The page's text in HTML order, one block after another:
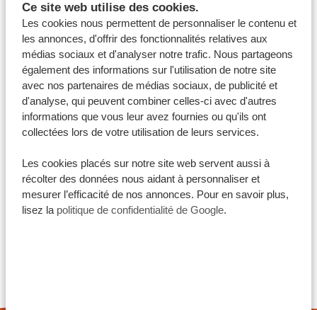
Ce site web utilise des cookies.
Les cookies nous permettent de personnaliser le contenu et
les annonces, d'offrir des fonctionnalités relatives aux
médias sociaux et d'analyser notre trafic. Nous partageons
également des informations sur l'utilisation de notre site
avec nos partenaires de médias sociaux, de publicité et
d'analyse, qui peuvent combiner celles-ci avec d'autres
informations que vous leur avez fournies ou qu'ils ont
collectées lors de votre utilisation de leurs services.
Les cookies placés sur notre site web servent aussi à
récolter des données nous aidant à personnaliser et
mesurer l’efficacité de nos annonces. Pour en savoir plus,
lisez la politique de confidentialité de Google.
de rêve une réalité !
Découvrez tous noscircuits en Tanzanie
Partagez cet article:
FAITES DU VOYAGE DE VOS
RÊVES UNE RÉALITÉ AVEC